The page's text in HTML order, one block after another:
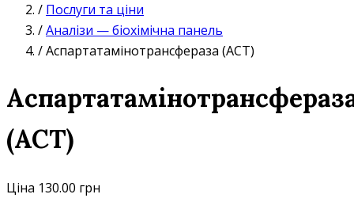
/ Послуги та ціни
/Аналізи — біохімічна панель
/Аспартатамінотрансфераза (АСТ)
(АСТ)
Ціна 130.00 грн